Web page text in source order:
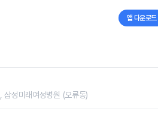
앱 다운로드
성미래여성병원 (오류동)